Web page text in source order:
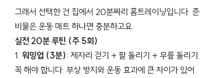
그래서 선택한 건 집에서 20분짜리 홈트레이닝입니다. 준
비물은 운동 매트 하나면 충분하고요.
실전 20분 루틴 (주 5회)
1. 워밍업 (3분): 제자리 걷기 + 팔 돌리기 + 무릎 돌리기.
꼭 해야 합니다. 부상 방지와 운동 효과에 큰 차이가 있어